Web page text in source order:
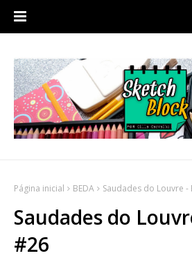
Página inicial BEDA Saudades do Louvre -
Saudades do
#26